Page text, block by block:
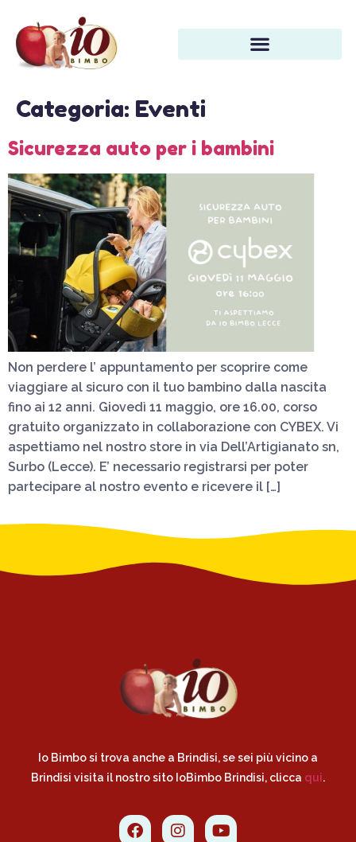
Categoria: Eventi
Sicurezza auto per i bambini
Non perdere l’ appuntamento per scoprire come
viaggiare al sicuro con il tuo bambino dalla nascita
fino ai 12 anni. Giovedì 11 maggio, ore 16.00, corso
gratuito organizzato in collaborazione con CYBEX. Vi
aspettiamo nel nostro store in via Dell’Artigianato sn,
Surbo (Lecce). E’ necessario registrarsi per poter
partecipare al nostro evento e ricevere il […]
Io Bimbo si trova anche a Brindisi, se sei più vicino a
Brindisi visita il nostro sito IoBimbo Brindisi, clicca qui.